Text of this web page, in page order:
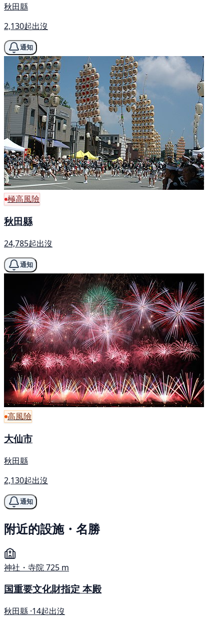
秋田縣
2,130起出沒
通知
極高風險
秋田縣
24,785起出沒
通知
高風險
大仙市
秋田縣
2,130起出沒
通知
附近的設施・名勝
神社・寺院725 m
国重要文化財指定 本殿
秋田縣 ·14起出沒